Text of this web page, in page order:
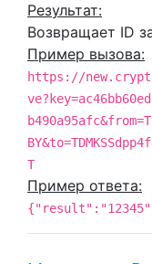
Результат:
Возвращает ID
Пример вызова:
https://
T
Пример ответа: